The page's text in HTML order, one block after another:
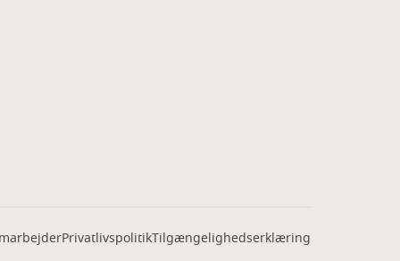
PrivatlivspolitikTilgængelighedserklæring